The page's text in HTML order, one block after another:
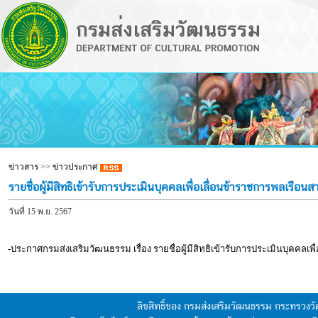
ข่าวสาร>> ข่าวประกาศ
รายชื่อผู้มีสิทธิเข้ารับการประเมินบุคคลเพื่อเลื่อนข้าราชการพลเรือน
วันที่ 15 พ.ย. 2567
-ประกาศกรมส่งเสริมวัฒนธรรม เรื่อง รายชื่อผู้มีสิทธิเข้ารับการประเมินบุคคล
ลิขสิทธิ์ของ กรมส่งเสริมวัฒนธรรม กระทรว